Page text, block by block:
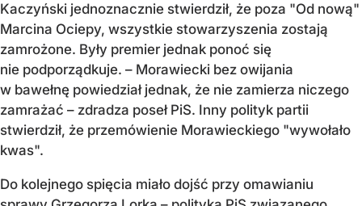
Kaczyński jednoznacznie stwierdził, że poza "Od nową"
Marcina Ociepy, wszystkie stowarzyszenia zostają
zamrożone. Były premier jednak ponoć się
nie podporządkuje. – Morawiecki bez owijania
w bawełnę powiedział jednak, że nie zamierza niczego
zamrażać – zdradza poseł PiS. Inny polityk partii
stwierdził, że przemówienie Morawieckiego "wywołało
kwas".
Do kolejnego spięcia miało dojść przy omawianiu